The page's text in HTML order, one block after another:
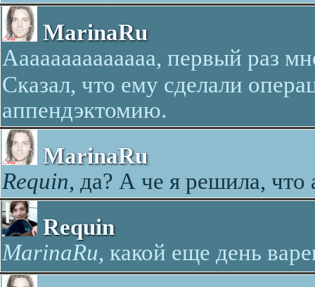
MarinaRu
Аааааааааааааа, первый раз
Сказал, что ему сделали
аппендэктомию.
MarinaRu
Requin, да? А че я решила,
Requin
MarinaRu, какой еще день